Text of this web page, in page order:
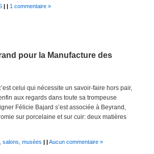
| | 1 commentaire »
pour la Manufacture des
celui qui nécessite un savoir-faire hors pair,
aux regards dans toute sa trompeuse
Félicie Bajard s’est associée à Beyrand,
sur porcelaine et sur cuir: deux matières
salons, musées | |Aucun commentaire »